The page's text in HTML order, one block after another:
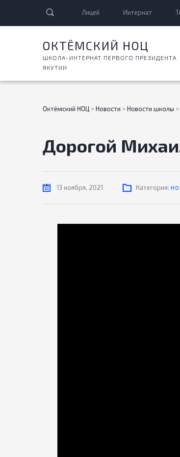
Лицей Интернат
ОКТЁМСКИЙ НОЦ
ШКОЛА-ИНТЕРНАТ ПЕРВОГО ПРЕЗИДЕНТА
ЯКУТИИ
Октёмский НОЦ >Новости >Новости школы >
Дорогой
13 ноября, 2021 Категория: